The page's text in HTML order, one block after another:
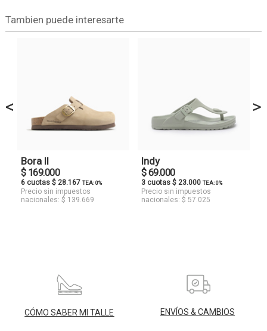
Tambien puede interesarte
<
Bora II
$ 169.000
6 cuotas $ 28.167 TEA: 0%
Precio sin impuestos
nacionales: $ 139.669
Indy
$ 69.000
3 cuotas $ 23.000 TEA: 0%
Precio sin impuestos
nacionales: $ 57.025
>
CÓMO SABER MI TALLE ENVÍOS & CAMBIOS